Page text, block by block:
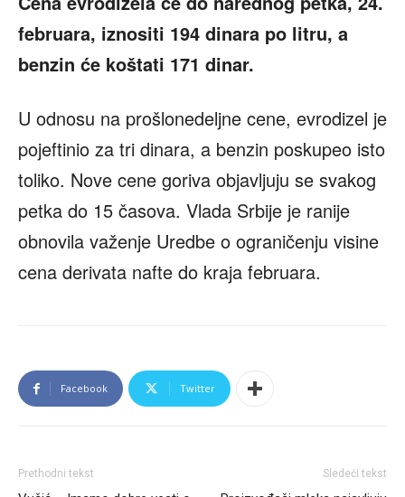
februara, iznositi 194 dinara po litru, a
benzin će koštati 171 dinar.
U odnosu na prošlonedeljne cene, evrodizel je
pojeftinio za tri dinara, a benzin poskupeo isto
toliko. Nove cene goriva objavljuju se svakog
petka do 15 časova. Vlada Srbije je ranije
obnovila važenje Uredbe o ograničenju visine
cena derivata nafte do kraja februara.
Facebook Twitter
Prethodni tekst Sledeći tekst